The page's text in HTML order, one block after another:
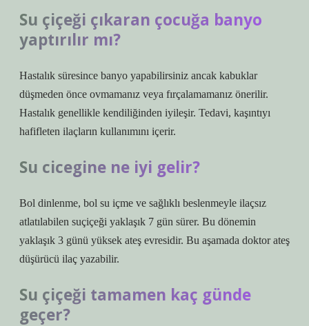
Su çiçeği çıkaran çocuğa banyo
yaptırılır mı?
Hastalık süresince banyo yapabilirsiniz ancak kabuklar
düşmeden önce ovmamanız veya fırçalamamanız önerilir.
Hastalık genellikle kendiliğinden iyileşir. Tedavi, kaşıntıyı
hafifleten ilaçların kullanımını içerir.
Su cicegine ne iyi gelir?
Bol dinlenme, bol su içme ve sağlıklı beslenmeyle ilaçsız
atlatılabilen suçiçeği yaklaşık 7 gün sürer. Bu dönemin
yaklaşık 3 günü yüksek ateş evresidir. Bu aşamada doktor ateş
düşürücü ilaç yazabilir.
Su çiçeği tamamen kaç günde
geçer?